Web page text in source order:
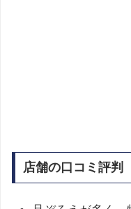
店舗の口コミ評判